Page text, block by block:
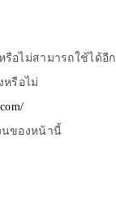
อไม่สามารถใช้ได้อีก
หรือไม่
นของหน้านี้